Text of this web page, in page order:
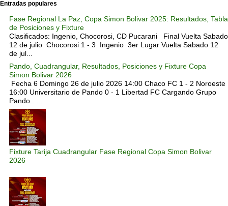
Entradas populares
Fase Regional La Paz, Copa Simon Bolivar 2025: Resultados, Tabla
de Posiciones y Fixture
Clasificados: Ingenio, Chocorosi, CD Pucarani Final Vuelta Sabado
12 de julio Chocorosi 1 - 3 Ingenio 3er Lugar Vuelta Sabado 12
de jul...
Pando, Cuadrangular, Resultados, Posiciones y Fixture Copa
Simon Bolivar 2026
Fecha 6 Domingo 26 de julio 2026 14:00 Chaco FC 1 - 2 Noroeste
16:00 Universitario de Pando 0 - 1 Libertad FC Cargando Grupo
Pando.. ...
Fixture Tarija Cuadrangular Fase Regional Copa Simon Bolivar
2026